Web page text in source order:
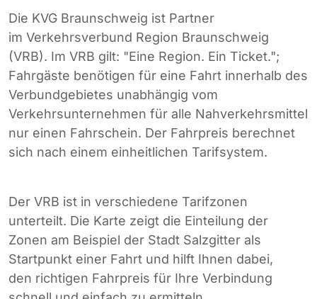
Die KVG Braunschweig ist Partner
im Verkehrsverbund Region Braunschweig
(VRB). Im VRB gilt: "Eine Region. Ein Ticket.";
Fahrgäste benötigen für eine Fahrt innerhalb des
Verbundgebietes unabhängig vom
Verkehrsunternehmen für alle Nahverkehrsmittel
nur einen Fahrschein. Der Fahrpreis berechnet
sich nach einem einheitlichen Tarifsystem.
Der VRB ist in verschiedene Tarifzonen
unterteilt. Die Karte zeigt die Einteilung der
Zonen am Beispiel der Stadt Salzgitter als
Startpunkt einer Fahrt und hilft Ihnen dabei,
den richtigen Fahrpreis für Ihre Verbindung